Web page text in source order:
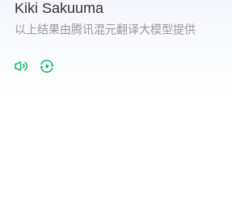
Kiki Sakuuma
以上结果由腾讯混元翻译大模型提供